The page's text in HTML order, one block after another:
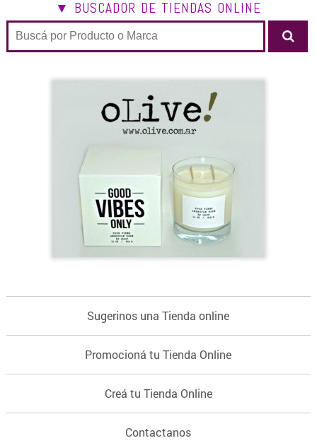
▼ BUSCADOR DE TIENDAS ONLINE
Sugerinos una Tienda online
Promocioná tu Tienda Online
Creá tu Tienda Online
Contactanos